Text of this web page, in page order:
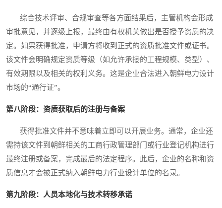
综合技术评审、合规审查等各方面结果后，主管机构会形成
审批意见，并逐级上报，最终由有权机关做出是否授予资质的决
定。如果获得批准，申请方将收到正式的资质批准文件或证书。
该文件会明确规定资质等级（如允许承接的工程规模、类型）、
有效期限以及相关的权利义务。这是企业合法进入朝鲜电力设计
市场的“通行证”。
第八阶段：资质获取后的注册与备案
获得批准文件并不意味着立即可以开展业务。通常，企业还
需持该文件到朝鲜相关的工商行政管理部门或行业登记机构进行
最终注册或备案，完成最后的法定程序。此后，企业的名称和资
质信息才会被正式纳入朝鲜电力行业设计单位的名录。
第九阶段：人员本地化与技术转移承诺